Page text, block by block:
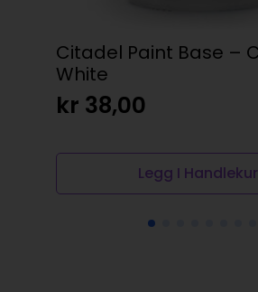
Citadel Paint Base –
White
kr 38,00
Legg I